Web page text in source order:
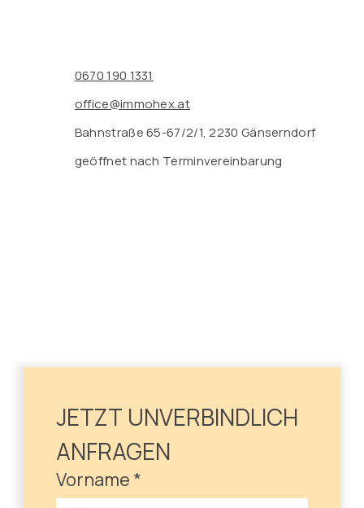
0670 190 1331
office@immohex.at
Bahnstraße 65-67/2/1, 2230 Gänserndorf
geöffnet nach Terminvereinbarung
JETZT UNVERBINDLICH
ANFRAGEN
Vorname *